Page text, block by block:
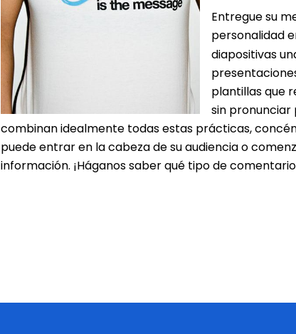
Entregue su
personalidad
diapositivas
plantillas que
sin pronunciar
combinan idealmente todas estas prácticas,
puede entrar en la cabeza de su audiencia o
información. ¡Háganos saber qué tipo de